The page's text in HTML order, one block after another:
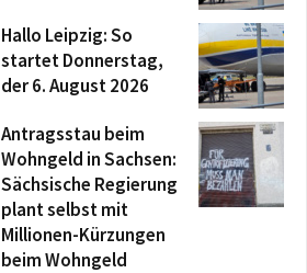
Hallo Leipzig: So
startet Donnerstag,
der 6. August 2026
Antragsstau beim
Wohngeld in Sachsen:
Sächsische Regierung
plant selbst mit
Millionen-Kürzungen
beim Wohngeld